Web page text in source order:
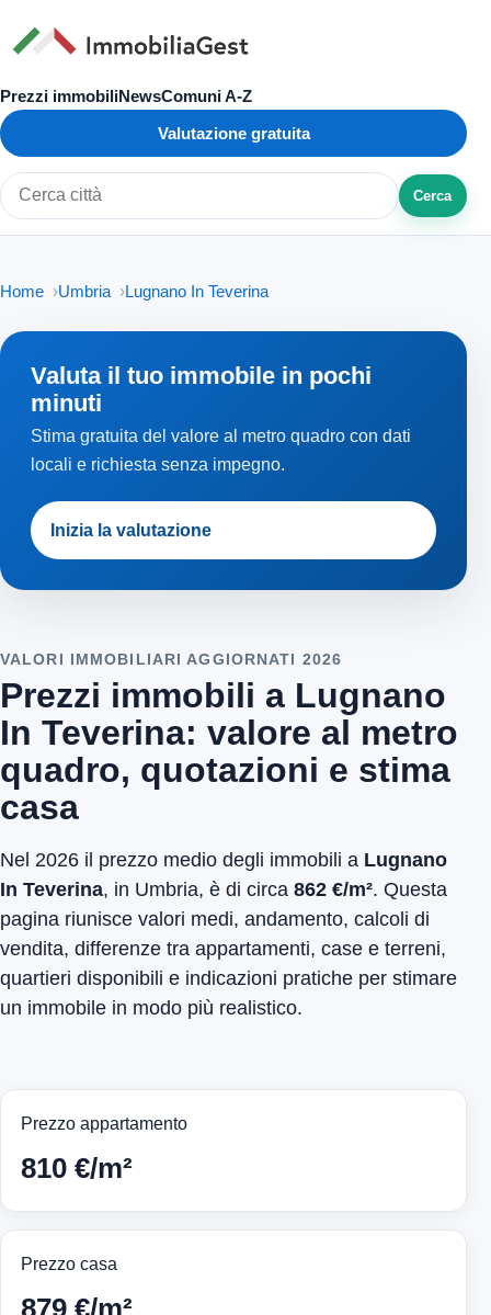
Prezzi immobiliNewsComuni A-Z
Valutazione gratuita
Cerca città o zona
Cerca
Home Umbria Lugnano In Teverina
Valuta il tuo immobile in pochi
minuti
Stima gratuita del valore al metro quadro con dati
locali e richiesta senza impegno.
Inizia la valutazione
VALORI IMMOBILIARI AGGIORNATI 2026
Prezzi immobili a Lugnano
In Teverina: valore al metro
quadro, quotazioni e stima
casa
Nel 2026 il prezzo medio degli immobili a Lugnano
In Teverina, in Umbria, è di circa 862 €/m². Questa
pagina riunisce valori medi, andamento, calcoli di
vendita, differenze tra appartamenti, case e terreni,
quartieri disponibili e indicazioni pratiche per stimare
un immobile in modo più realistico.
Prezzo appartamento
810 €/m²
Prezzo casa